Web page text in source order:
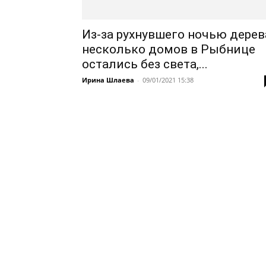
Из-за рухнувшего ночью
несколько домов в Рыбнице
остались без света,...
Ирина Шлаева - 09/01/2021 15:38